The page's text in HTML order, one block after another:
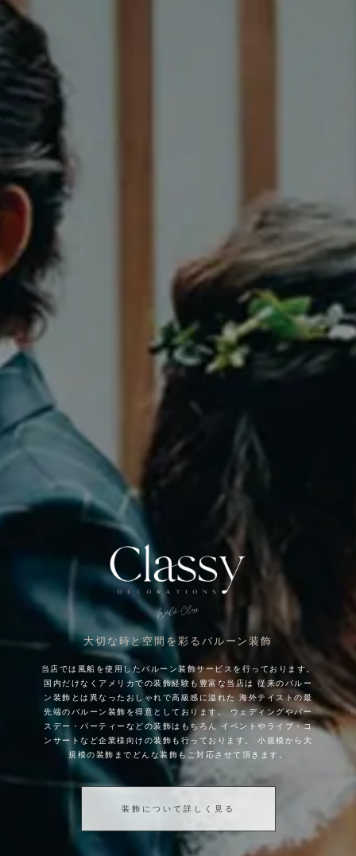
大切な時と空間を彩るバルーン装飾
当店では風船を使用したバルーン装飾サービスを行っております。
国内だけなくアメリカでの装飾経験も豊富な当店は
従来のバルー
ン装飾とは異なったおしゃれで高級感に溢れた
海外テイストの最
先端のバルーン装飾を得意としております。
ウェディングやバー
スデー・パーティーなどの装飾はもちろん
イベントやライブ・コ
ンサートなど企業様向けの装飾も行っております。
小規模から大
規模の装飾までどんな装飾もご対応させて頂きます。
装飾について詳しく見る